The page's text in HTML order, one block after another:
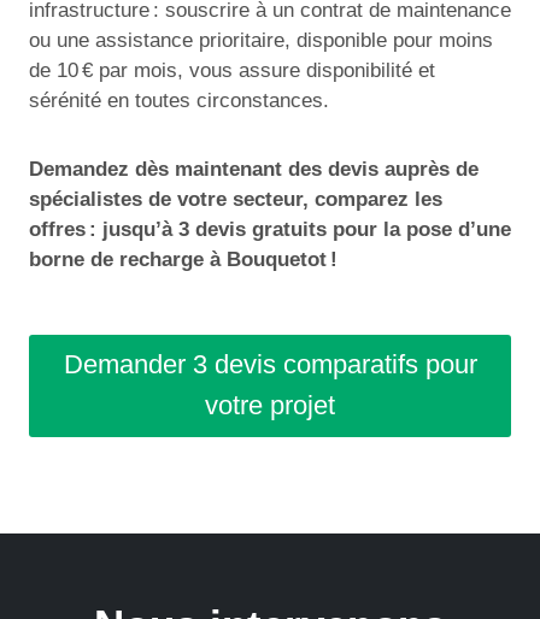
infrastructure : souscrire à un contrat de maintenance
ou une assistance prioritaire, disponible pour moins
de 10 € par mois, vous assure disponibilité et
sérénité en toutes circonstances.
Demandez dès maintenant des devis auprès de
spécialistes de votre secteur, comparez les
offres : jusqu’à 3 devis gratuits pour la pose d’une
borne de recharge à Bouquetot !
Demander 3 devis comparatifs pour
votre projet